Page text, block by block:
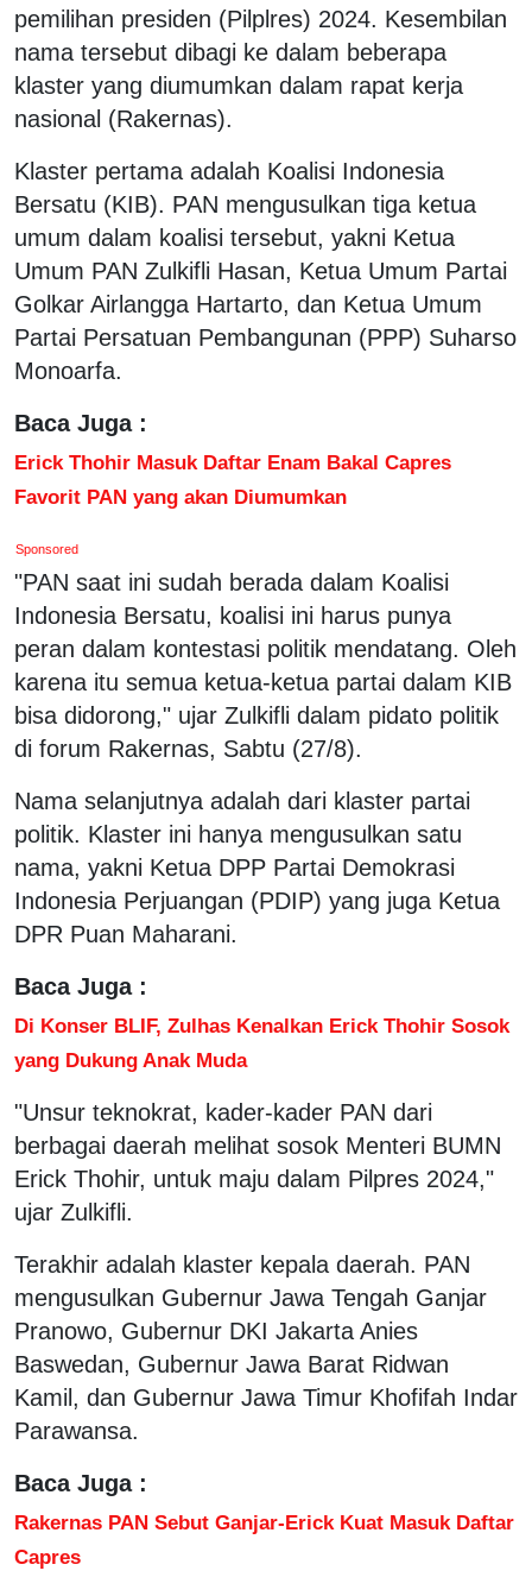
pemilihan presiden (Pilplres) 2024. Kesembilan
nama tersebut dibagi ke dalam beberapa
klaster yang diumumkan dalam rapat kerja
nasional (Rakernas).
Klaster pertama adalah Koalisi Indonesia
Bersatu (KIB). PAN mengusulkan tiga ketua
umum dalam koalisi tersebut, yakni Ketua
Umum PAN Zulkifli Hasan, Ketua Umum Partai
Golkar Airlangga Hartarto, dan Ketua Umum
Partai Persatuan Pembangunan (PPP) Suharso
Monoarfa.
Baca Juga :
Erick Thohir Masuk Daftar Enam Bakal Capres
Favorit PAN yang akan Diumumkan
Sponsored
"PAN saat ini sudah berada dalam Koalisi
Indonesia Bersatu, koalisi ini harus punya
peran dalam kontestasi politik mendatang. Oleh
karena itu semua ketua-ketua partai dalam KIB
bisa didorong," ujar Zulkifli dalam pidato politik
di forum Rakernas, Sabtu (27/8).
Nama selanjutnya adalah dari klaster partai
politik. Klaster ini hanya mengusulkan satu
nama, yakni Ketua DPP Partai Demokrasi
Indonesia Perjuangan (PDIP) yang juga Ketua
DPR Puan Maharani.
Baca Juga :
Di Konser BLIF, Zulhas Kenalkan Erick Thohir Sosok
yang Dukung Anak Muda
"Unsur teknokrat, kader-kader PAN dari
berbagai daerah melihat sosok Menteri BUMN
Erick Thohir, untuk maju dalam Pilpres 2024,"
ujar Zulkifli.
Terakhir adalah klaster kepala daerah. PAN
mengusulkan Gubernur Jawa Tengah Ganjar
Pranowo, Gubernur DKI Jakarta Anies
Baswedan, Gubernur Jawa Barat Ridwan
Kamil, dan Gubernur Jawa Timur Khofifah Indar
Parawansa.
Baca Juga :
Rakernas PAN Sebut Ganjar-Erick Kuat Masuk Daftar
Capres